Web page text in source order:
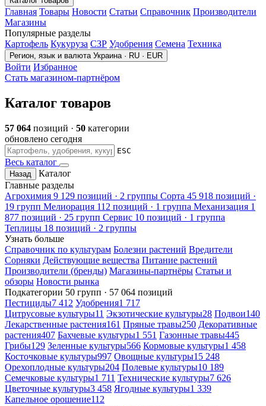
Главная Товары Новости Статьи Справочник Производители
Магазины
Популярные разделы
Картофель Кукуруза СЗР Удобрения Семена Техника
Регион, язык и валюта Украина · RU · EUR
Войти Избранное
Стать магазином-партнёром
Каталог товаров
57 064 позиций · 50 категории
обновлено сегодня
ESC
Весь каталог
Назад
Каталог
Главные разделы
Агрохимия 9 129 позиций · 2 группы Сорта 45 918 позиций ·
19 групп Мелиорация 112 позиций · 1 группа Механизация 1
877 позиций · 25 групп Сервис 10 позиций · 1 группа
Теплицы 18 позиций · 2 группы
Узнать больше
Справочник по культурам Болезни растений Вредители
Сорняки Действующие вещества Питание растений
Производители (бренды) Магазины-партнёры Статьи и
обзоры Новости рынка
Подкатегории 50 групп · 57 064 позиций
Пестициды7 412 Удобрения1 717
Цитрусовые культуры11 Экзотические культуры28 Подвои140
Лекарственные растения161 Пряные травы250 Декоративные
растения407 Бахчевые культуры1 551 Газонные травы445
Грибы129 Зеленные культуры566 Кормовые культуры1 458
Косточковые культуры997 Овощные культуры15 248
Орехоплодные культуры204 Полевые культуры10 189
Семечковые культуры1 711 Технические культуры7 626
Цветочные культуры3 458 Ягодные культуры1 339
Капельное орошение112